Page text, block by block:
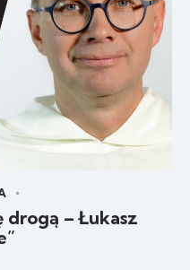
– Łukasz